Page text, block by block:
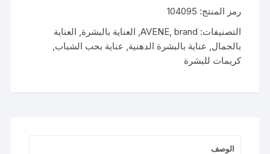
هيدرا
كريم
40مل
رمز المنتج: 104095
التصنيفات:
AVENE, brand
, العناية بالبشرة, العناية
بالجمال, عناية بالبشرة الدهنية, عناية بحب الشباب,
كريمات للبشرة
الوصف